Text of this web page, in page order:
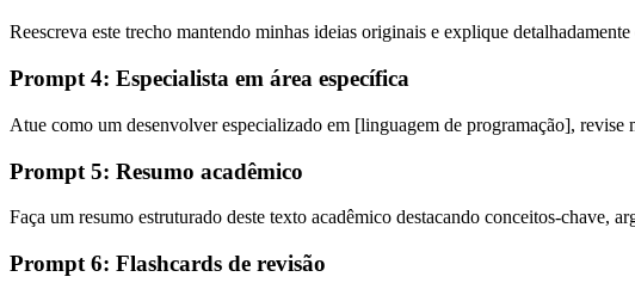
Reescreva este trecho mantendo minhas ideias originais e explique
Prompt 4: Especialista em área específica
Atue como um desenvolver especializado em [linguagem de programação],
Prompt 5: Resumo acadêmico
Faça um resumo estruturado deste texto acadêmico destacando conceitos-chave,
Prompt 6: Flashcards de revisão